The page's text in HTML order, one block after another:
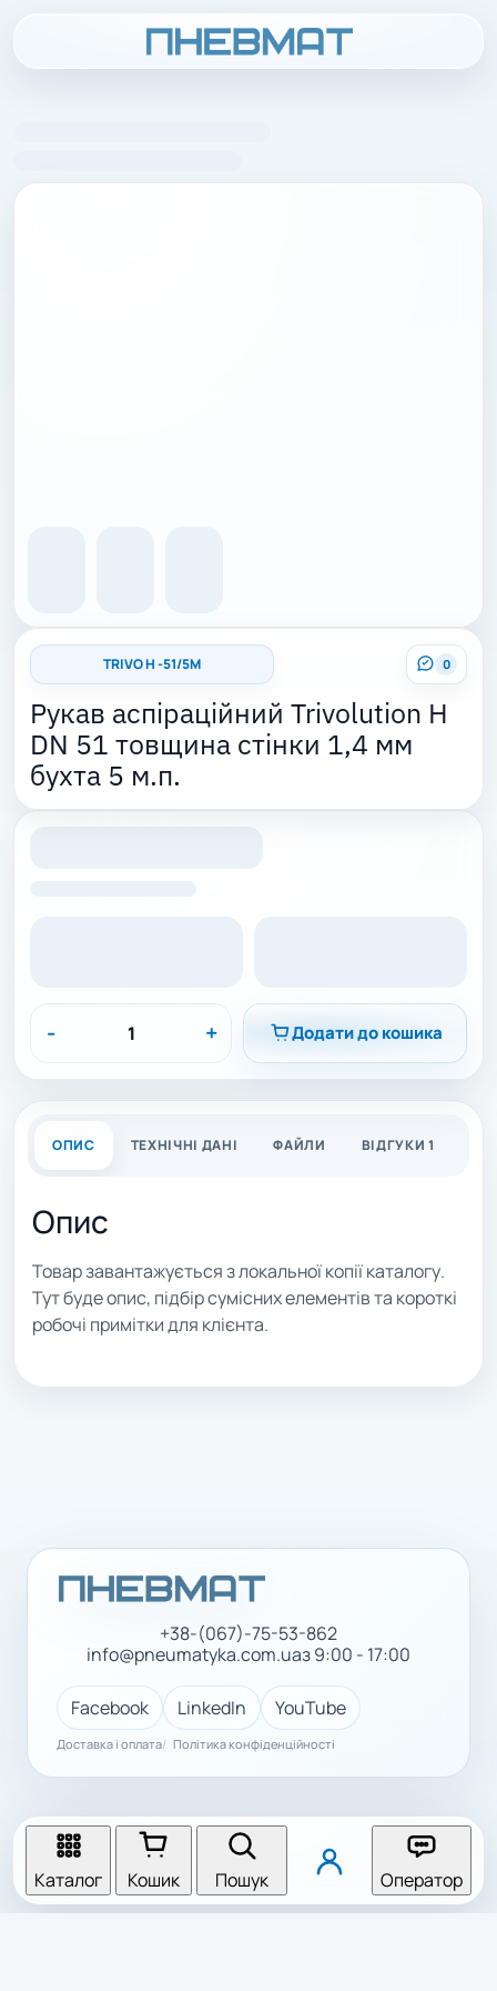
0
TRIVO H -51/5M
Рукав аспіраційний Trivolution H
DN 51 товщина стінки 1,4 мм
бухта 5 м.п.
- + Додати до кошика
ОПИС ТЕХНІЧНІ ДАНІ ФАЙЛИ ВІДГУКИ 1
Опис
Товар завантажується з локальної копії каталогу.
Тут буде опис, підбір сумісних елементів та короткі
робочі примітки для клієнта.
+38-(067)-75-53-862
info@pneumatyka.com.uaз 9:00 - 17:00
Facebook LinkedIn YouTube
Доставка і оплата Політика конфіденційності
Каталог Кошик Пошук Оператор